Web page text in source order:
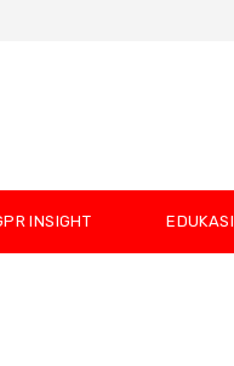
INSIGHT EDUKASI